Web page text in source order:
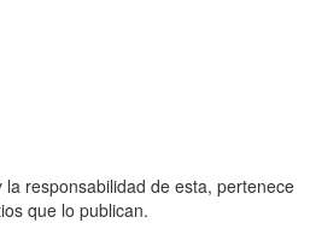
responsabilidad de esta, pertenece
que lo publican.